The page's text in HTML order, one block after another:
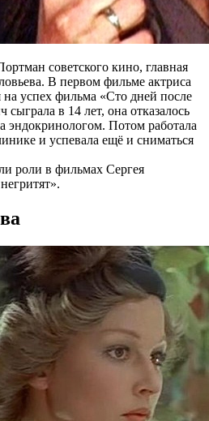
советского кино, главная
В первом фильме актриса
на успех фильма «Сто дней после
сыграла в 14 лет, она отказалось
эндокринологом. Потом работала
и успевала ещё и сниматься
роли в фильмах Сергея